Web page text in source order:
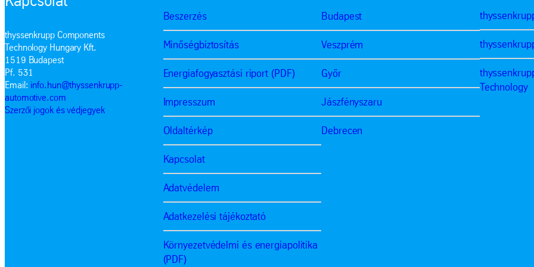
thyssenkrupp Components
Technology Hungary Kft.
1519 Budapest
Pf. 531
Email: info.hun@thyssenkrupp-
automotive.com
Szerzői jogok és védjegyek
Beszerzés
Minőségbiztosítás
Energiafogyasztási riport (PDF)
Impresszum
Oldaltérkép
Kapcsolat
Adatvédelem
Adatkezelési tájékoztató
Környezetvédelmi és energiapolitika
(PDF)
Budapest
Veszprém
Győr
Jászfényszaru
Debrecen
Technology